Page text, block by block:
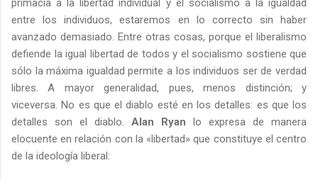
entre los individuos, estaremos en lo correcto sin haber
avanzado demasiado. Entre otras cosas, porque el liberalismo
defiende la igual libertad de todos y el socialismo sostiene que
sólo la máxima igualdad permite a los individuos ser de verdad
libres. A mayor generalidad, pues, menos distinción; y
viceversa. No es que el diablo esté en los detalles: es que los
detalles son el diablo. Alan Ryan lo expresa de manera
elocuente en relación con la «libertad» que constituye el centro
de la ideología liberal: